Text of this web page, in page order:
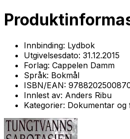
Innbinding: Lydbok
Utgivelsesdato: 31.12.2015
Forlag: Cappelen Damm
Språk: Bokmål
ISBN/EAN:
Innlest av: Anders Ribu
Kategorier: Dokumentar og